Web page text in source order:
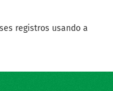
registros usando a